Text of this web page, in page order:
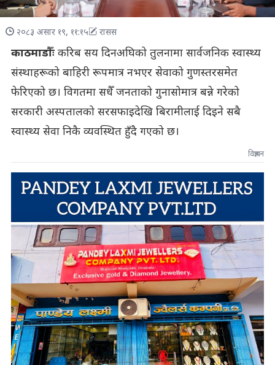
२०८३ असार १९, ११:१५ रासस
काठमाडौँःकरिब सय दिनअघिको तुलनामा सार्वजनिक स्वास्थ्य
संस्थाहरूको बाहिरी रूपमात्र नभएर सेवाको गुणस्तरसमेत
फेरिएको छ। विगतमा सधैँ जनताको गुनासोमात्र बन्ने गरेको
सरकारी अस्पतालको सरसफाइदेखि बिरामीलाई दिइने सबै
स्वास्थ्य सेवा निकै व्यवस्थित हुँदै गएको छ।
विज्ञापन